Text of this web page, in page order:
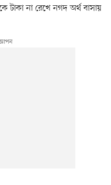
না রেখে নগদ অর্থ বাসায়